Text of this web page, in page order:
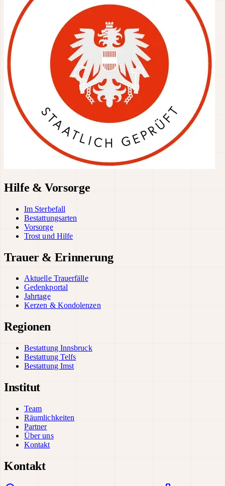
Hilfe & Vorsorge
Im Sterbefall
Bestattungsarten
Vorsorge
Trost und Hilfe
Trauer & Erinnerung
Aktuelle Trauerfälle
Gedenkportal
Jahrtage
Kerzen & Kondolenzen
Regionen
Bestattung Innsbruck
Bestattung Telfs
Bestattung Imst
Institut
Team
Räumlichkeiten
Partner
Über uns
Kontakt
Kontakt